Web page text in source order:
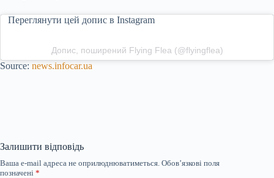
Переглянути цей допис в Instagram
Допис, поширений Flying Flea (@flyingflea)
Source: news.infocar.ua
Залишити відповідь
Ваша e-mail адреса не оприлюднюватиметься. Обов’язкові поля
позначені *